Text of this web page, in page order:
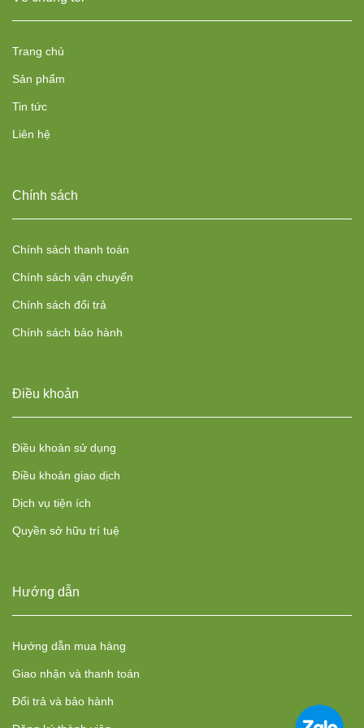
Trang chủ
Sản phẩm
Tin tức
Liên hệ
Chính sách
Chính sách thanh toán
Chính sách vận chuyển
Chính sách đổi trả
Chính sách bảo hành
Điều khoản
Điều khoản sử dụng
Điều khoản giao dịch
Dịch vụ tiện ích
Quyền sở hữu trí tuệ
Hướng dẫn
Hướng dẫn mua hàng
Giao nhận và thanh toán
Đổi trả và bảo hành